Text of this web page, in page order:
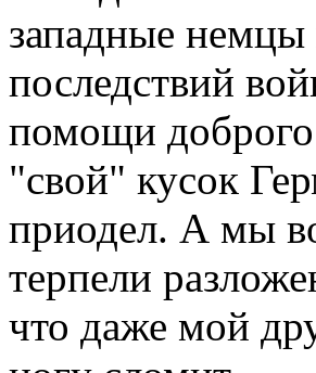
западные немцы
последствий
помощи доброго
"свой" кусок
приодел. А мы
терпели
что даже мой